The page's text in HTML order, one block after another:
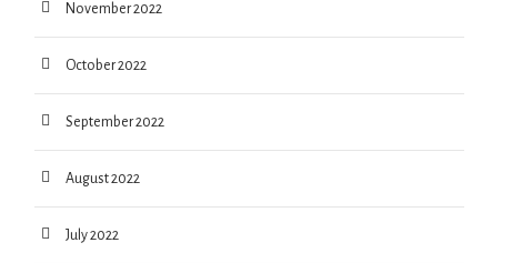
November 2022
October 2022
September 2022
August 2022
July 2022